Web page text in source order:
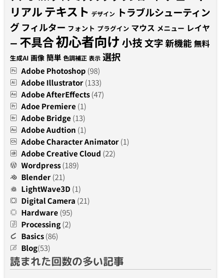
リアルテキスト デザイン トラブルシューティン
グ フィルター フォント プラグイン マウス メニュー レイヤ
ー 不具合初心者向け小技文字新機能無料
生成AI 画像 簡単 色調補正 表示 選択
Adobe Photoshop (98)
Adobe Illustrator(133)
Adobe AfterEffects(47)
Adoe Premiere (1)
Adobe Bridge (13)
Adobe Audtion (1)
Adobe Character Animator(1)
Adobe Creative Cloud (22)
Wordpress(189)
Blender(21)
LightWave3D (1)
Digital Camera (21)
Hardware (95)
Processing(2)
Basics(86)
Blog(53)
読まれた回数の多い記事